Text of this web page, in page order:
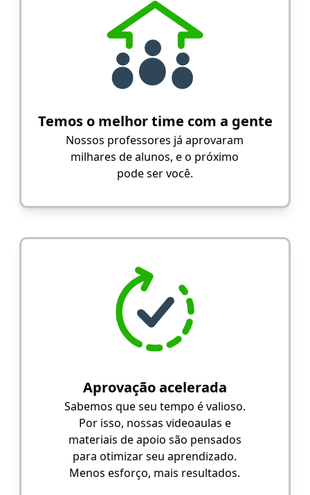
Temos o melhor time com a gente
Nossos professores já aprovaram
milhares de alunos, e o próximo
pode ser você.
Aprovação acelerada
Sabemos que seu tempo é valioso.
Por isso, nossas videoaulas e
materiais de apoio são pensados
para otimizar seu aprendizado.
Menos esforço, mais resultados.